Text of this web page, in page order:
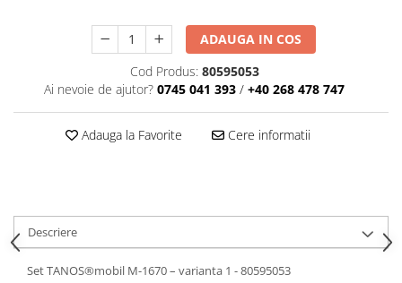
Produse Pentru Exterior
Produse Pentru Cabrio
Kituri antipana
Blufixx - kituri pentru reparații
TANOS Systainer cutii
organizatoare pentru depozitare si
Cutii organizatoare pentru
ADAUGA IN COS
Cod Produs: 80595053
Ai nevoie de ajutor? 0745 041 393 / +40 268 478 747
Adauga la Favorite Cere informatii
Descriere
Set TANOS®mobil M-1670 – varianta 1 - 80595053